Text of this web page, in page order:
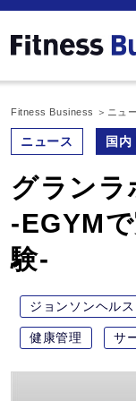
Fitness Business ニュ
ニュース 国内
グランラ
-EGYM
験-
ジョンソンヘル
健康管理 サ